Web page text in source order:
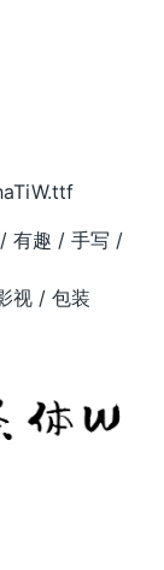
有趣 / 手写 /
视 / 包装